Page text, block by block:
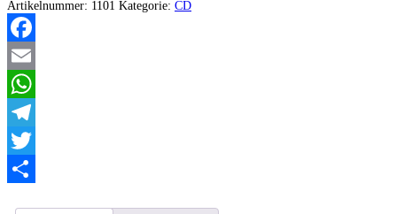
C​
é​
leste
Menge
Artikelnummer: 1101 Kategorie: CD
Facebook
Email
WhatsApp
Telegram
Twitter